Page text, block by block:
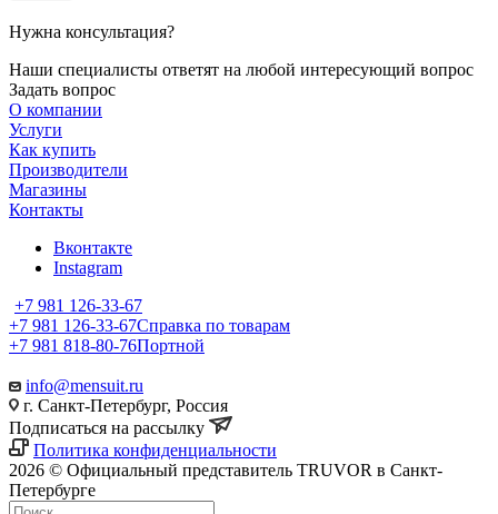
Нужна консультация?
Наши специалисты ответят на любой интересующий вопрос
Задать вопрос
О компании
Услуги
Как купить
Производители
Магазины
Контакты
Вконтакте
Instagram
+7 981 126-33-67
+7 981 126-33-67Справка по товарам
+7 981 818-80-76Портной
info@mensuit.ru
г. Санкт-Петербург, Россия
Подписаться на рассылку
Политика конфиденциальности
2026 © Официальный представитель TRUVOR в Санкт-
Петербурге